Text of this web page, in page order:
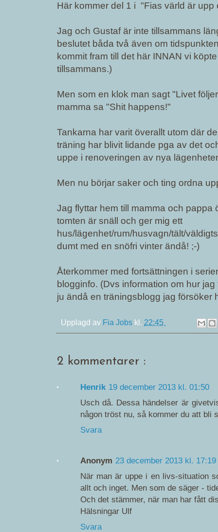
Här kommer del 1 i "Fias värld är upp
Jag och Gustaf är inte tillsammans
beslutet båda två även om
kommit fram till det här INNAN vi
tillsammans.)
Men som en klok man sagt "Livet
mamma sa "Shit happens!"
Tankarna har varit överallt utom där
träning har blivit lidande pga av det
uppe i renoveringen av nya
Men nu börjar saker och ting ordna
Jag flyttar hem till mamma och
tomten är snäll och ger mig ett
hus/lägenhet/rum/husvagn/tält/
dumt med en snöfri vinter ändå! ;-)
Återkommer med fortsättningen i
blogginfo. (Dvs information om hur
ju ändå en träningsblogg jag försöker
Upplagd av Fia Jobs kl. 22:45
2 kommentarer :
Henrik 19 december 2013 kl. 01:50
Usch då. Dessa händelser är
någon tröst nu, så kommer du att bli
Svara
Anonym 23 december 2013 kl. 17:19
När man är uppe i en livs-situation
allt och inget. Men som de säger -
Och det stämmer, när man har fått
Hälsningar Ulf
Svara